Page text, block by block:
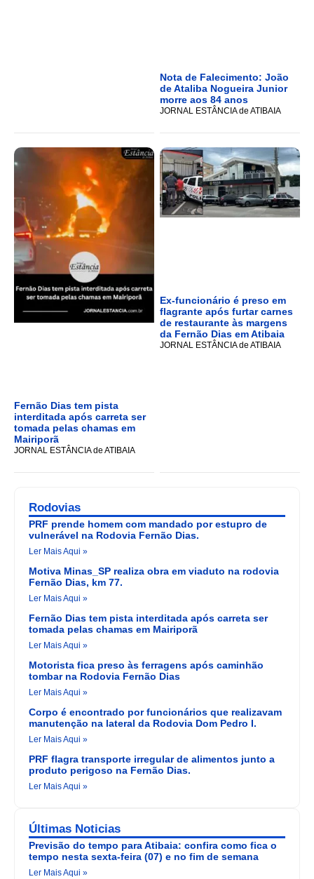
Nota de Falecimento: João
de Ataliba Nogueira Junior
morre aos 84 anos
JORNAL ESTÂNCIA de ATIBAIA
Fernão Dias tem pista
interditada após carreta ser
tomada pelas chamas em
Mairiporã
JORNAL ESTÂNCIA de ATIBAIA
Ex-funcionário é preso em
flagrante após furtar carnes
de restaurante às margens
da Fernão Dias em Atibaia
JORNAL ESTÂNCIA de ATIBAIA
Rodovias
PRF prende homem com mandado por estupro de
vulnerável na Rodovia Fernão Dias.
Ler Mais Aqui »
Motiva Minas_SP realiza obra em viaduto na rodovia
Fernão Dias, km 77.
Ler Mais Aqui »
Fernão Dias tem pista interditada após carreta ser
tomada pelas chamas em Mairiporã
Ler Mais Aqui »
Motorista fica preso às ferragens após caminhão
tombar na Rodovia Fernão Dias
Ler Mais Aqui »
Corpo é encontrado por funcionários que realizavam
manutenção na lateral da Rodovia Dom Pedro I.
Ler Mais Aqui »
PRF flagra transporte irregular de alimentos junto a
produto perigoso na Fernão Dias.
Ler Mais Aqui »
Últimas Noticias
Previsão do tempo para Atibaia: confira como fica o
tempo nesta sexta-feira (07) e no fim de semana
Ler Mais Aqui »